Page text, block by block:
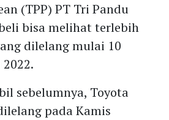
(TPP) PT Tri Pandu
bisa melihat terlebih
dilelang mulai 10
sebelumnya, Toyota
pada Kamis